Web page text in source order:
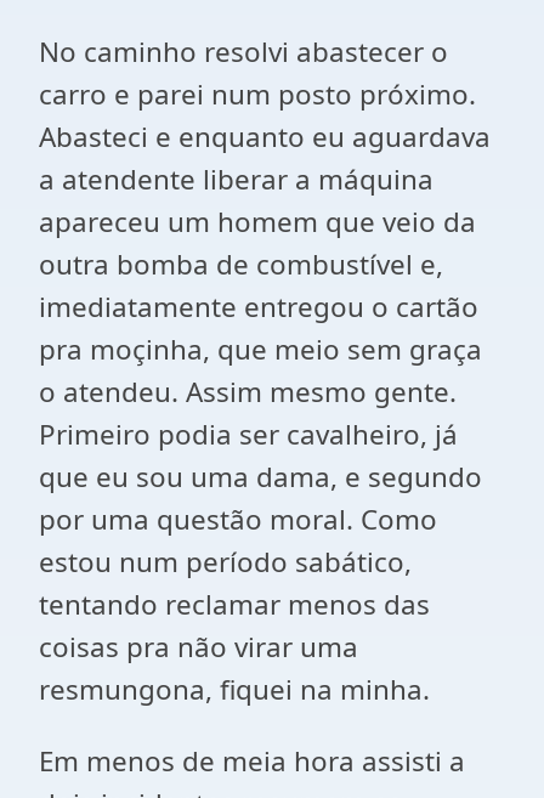
No caminho resolvi abastecer o
carro e parei num posto próximo.
Abasteci e enquanto eu aguardava
a atendente liberar a máquina
apareceu um homem que veio da
outra bomba de combustível e,
imediatamente entregou o cartão
pra moçinha, que meio sem graça
o atendeu. Assim mesmo gente.
Primeiro podia ser cavalheiro, já
que eu sou uma dama, e segundo
por uma questão moral. Como
estou num período sabático,
tentando reclamar menos das
coisas pra não virar uma
resmungona, fiquei na minha.
Em menos de meia hora assisti a